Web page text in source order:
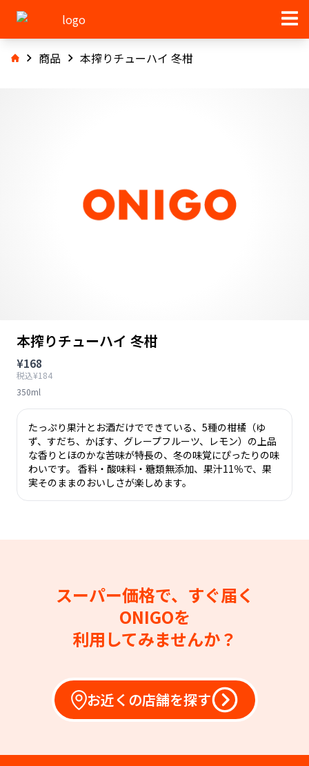
商品 本搾りチューハイ 冬柑
本搾りチューハイ 冬柑
¥168
税込¥184
350ml
たっぷり果汁とお酒だけでできている、5種の柑橘（ゆ
ず、すだち、かぼす、グレープフルーツ、レモン）の上品
な香りとほのかな苦味が特長の、冬の味覚にぴったりの味
わいです。 香料・酸味料・糖類無添加、果汁11％で、果
実そのままのおいしさが楽しめます。
スーパー価格で、すぐ届く
ONIGOを
利用してみませんか？
お近くの店舗を探す